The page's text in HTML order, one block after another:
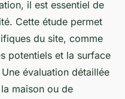
il est essentiel de
Cette étude permet
du site, comme
potentiels et la surface
évaluation détaillée
maison ou de